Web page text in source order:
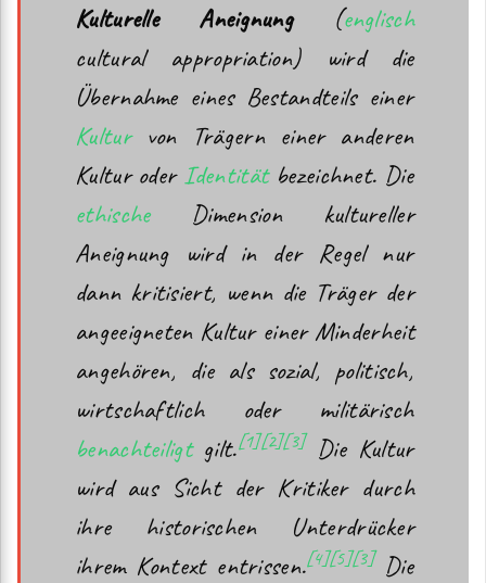
Kulturelle Aneignung(englisch
cultural appropriation) wird die
Übernahme eines Bestandteils einer
Kulturvon Trägern einer anderen
Kultur oder Identitätbezeichnet. Die
ethischeDimension kultureller
Aneignung wird in der Regel nur
dann kritisiert, wenn die Träger der
angeeigneten Kultur einer Minderheit
angehören, die als sozial, politisch,
wirtschaftlich oder militärisch
benachteiligtgilt.[1][2][3]Die Kultur
wird aus Sicht der Kritiker durch
ihre historischen Unterdrücker
ihrem Kontext entrissen.[4][5][3]Die